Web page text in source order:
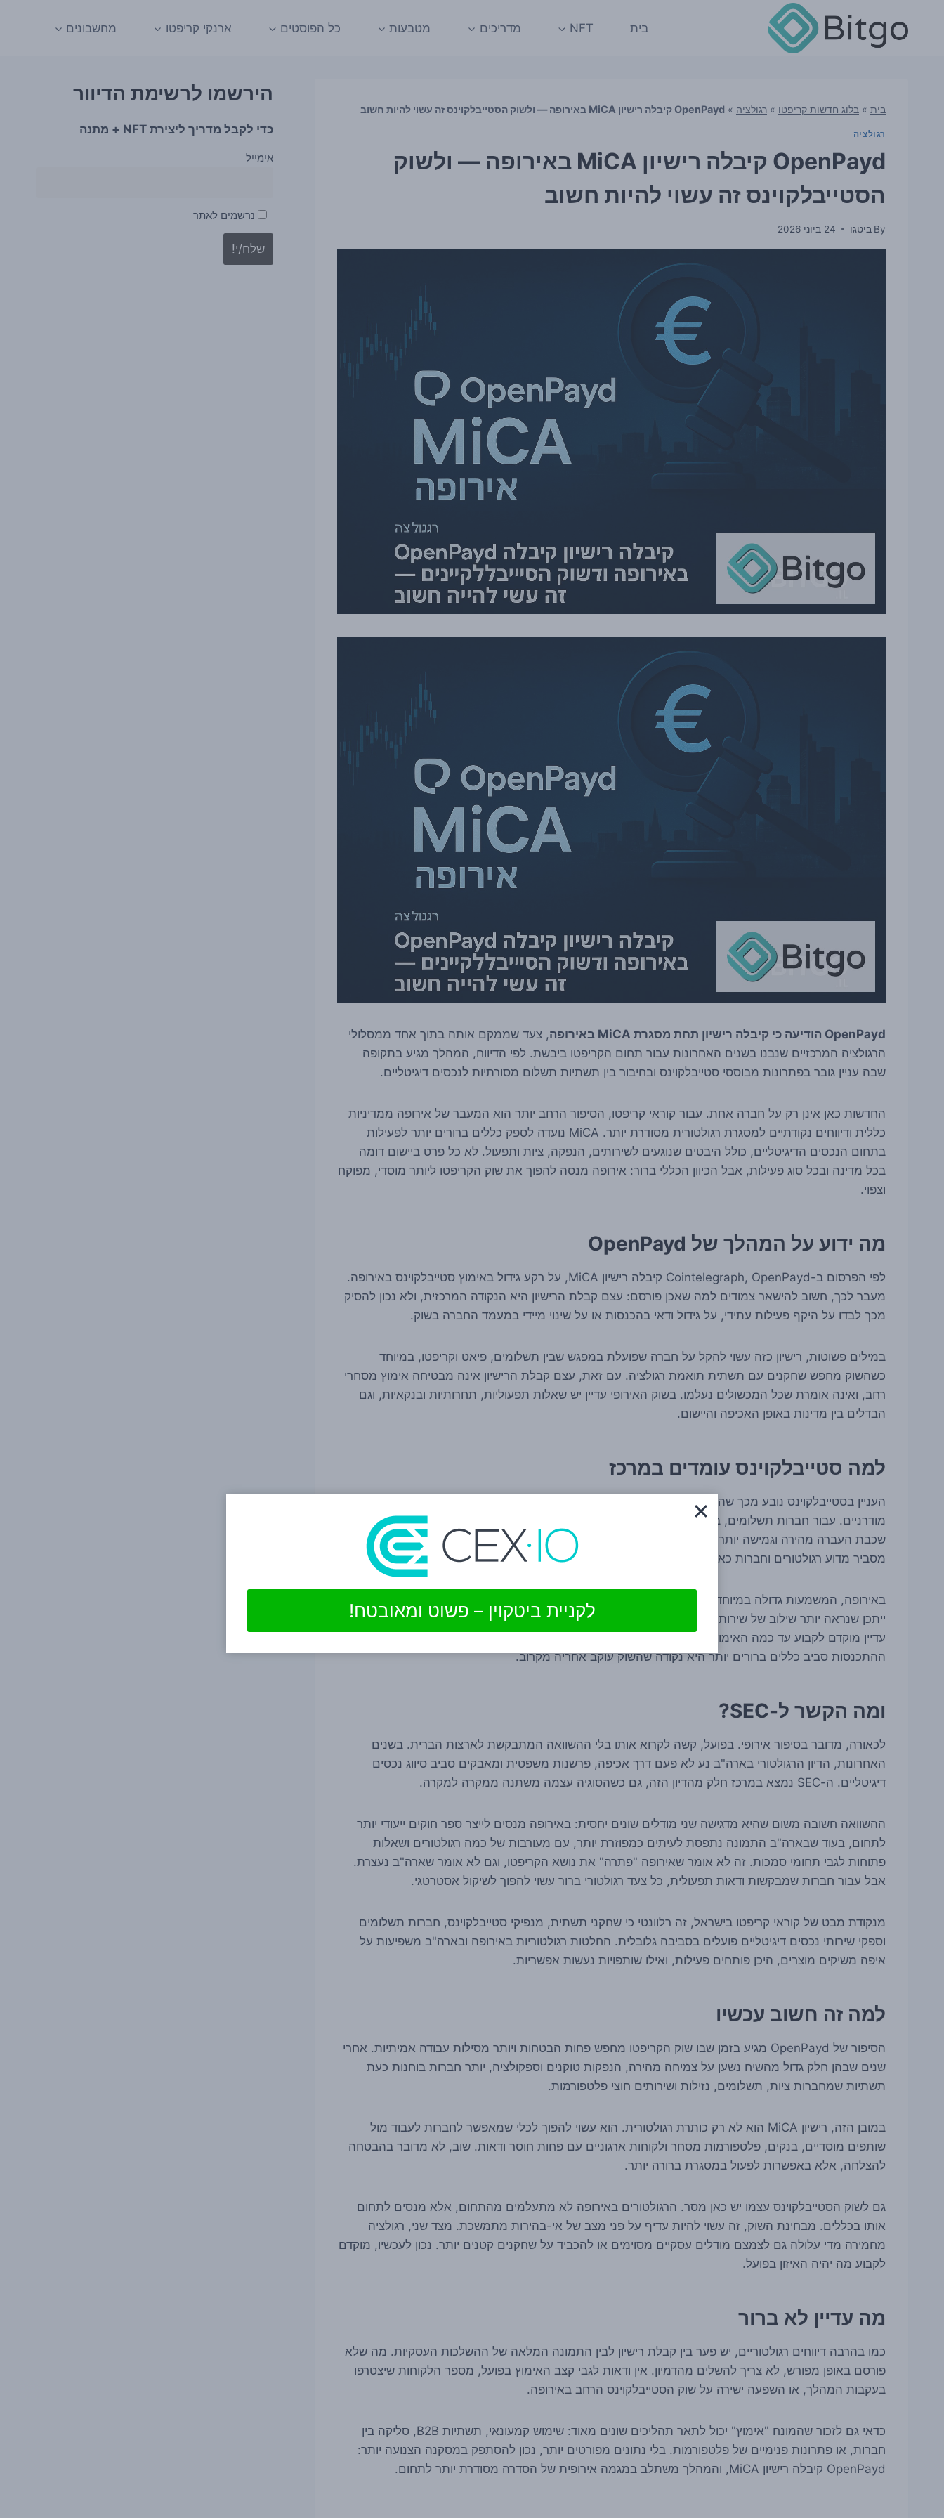
בית NFT מדריכים מטבעות כל הפוסטים ארנקי קריפטו מחשבונים
בית » בלוג חדשות קריפטו »רגולציה » OpenPayd קיבלה רישיון MiCA באירופה — ולשוק הסטייבלקוינס זה עשוי להיות חשוב
רגולציה
OpenPayd קיבלה רישיון MiCA באירופה — ולשוק
הסטייבלקוינס זה עשוי להיות חשוב
By ביטגו 24 ביוני 2026
OpenPayd הודיעה כי קיבלה רישיון תחת מסגרת MiCA באירופה
, צעד שממקם אותה בתוך אחד ממסלולי
הרגולציה המרכזיים שנבנו בשנים האחרונות עבור תחום הקריפטו ביבשת. לפי הדיווח, המהלך מגיע בתקופה
שבה עניין גובר בפתרונות מבוססי סטייבלקוינס ובחיבור בין תשתיות תשלום מסורתיות לנכסים דיגיטליים.
החדשות כאן אינן רק על חברה אחת. עבור קוראי קריפטו, הסיפור הרחב יותר הוא המעבר של אירופה ממדיניות
כללית ודיווחים נקודתיים למסגרת רגולטורית מסודרת יותר. MiCA נועדה לספק כללים ברורים יותר לפעילות
בתחום הנכסים הדיגיטליים, כולל היבטים שנוגעים לשירותים, הנפקה, ציות ותפעול. לא כל פרט ביישום דומה
בכל מדינה ובכל סוג פעילות, אבל הכיוון הכללי ברור: אירופה מנסה להפוך את שוק הקריפטו ליותר מוסדי, מפוקח
וצפוי.
מה ידוע על המהלך של OpenPayd
לפי הפרסום ב-Cointelegraph, OpenPayd קיבלה רישיון MiCA, על רקע גידול באימוץ סטייבלקוינס באירופה.
מעבר לכך, חשוב להישאר צמודים למה שאכן פורסם: עצם קבלת הרישיון היא הנקודה המרכזית, ולא נכון להסיק
מכך לבדו על היקף פעילות עתידי, על גידול ודאי בהכנסות או על שינוי מיידי במעמד החברה בשוק.
במילים פשוטות, רישיון כזה עשוי להקל על חברה שפועלת במפגש שבין תשלומים, פיאט וקריפטו, במיוחד
כשהשוק מחפש שחקנים עם תשתית תואמת רגולציה. עם זאת, עצם קבלת הרישיון אינה מבטיחה אימוץ מסחרי
רחב, ואינה אומרת שכל המכשולים נעלמו. בשוק האירופי עדיין יש שאלות תפעוליות, תחרותיות ובנקאיות, וגם
הבדלים בין מדינות באופן האכיפה והיישום.
למה סטייבלקוינס עומדים במרכז
העניין בסטייבלקוינס נובע מכך שהם מוצגים לא פעם כגשר בין עולם הבנקאות הישן לבין שימושי בלוקצ'יין
מודרניים. עבור חברות תשלומים, בורסות, פלטפורמות מסחר ושירותים חוצי גבולות, סטייבלקוינס עשויים לשמש
שכבת העברה מהירה וגמישה יותר ממסלולים מסורתיים מסוימים. זה לא אומר שהם נטולי סיכון, אבל זה כן
מסביר מדוע רגולטורים וחברות כאחד מקדישים להם תשומת לב גבוהה.
באירופה, המשמעות גדולה במיוחד. אם מסגרת כמו MiCA תאפשר עבודה מסודרת יותר עם גופים מפוקחים,
ייתכן שנראה יותר שילוב של שירותי פיאט-קריפטו, סליקה, המרות ותשלומים שמבוססים על מטבעות יציבים.
עדיין מוקדם לקבוע עד כמה האימוץ הזה יהיה רחב, ובאילו מודלים עסקיים הוא באמת ימריא, אבל עצם
ההתכנסות סביב כללים ברורים יותר היא נקודה שהשוק עוקב אחריה מקרוב.
ומה הקשר ל-SEC?
לכאורה, מדובר בסיפור אירופי. בפועל, קשה לקרוא אותו בלי ההשוואה המתבקשת לארצות הברית. בשנים
האחרונות, הדיון הרגולטורי בארה"ב נע לא פעם דרך אכיפה, פרשנות משפטית ומאבקים סביב סיווג נכסים
דיגיטליים. ה-SEC נמצא במרכז חלק מהדיון הזה, גם כשהסוגיה עצמה משתנה ממקרה למקרה.
ההשוואה חשובה משום שהיא מדגישה שני מודלים שונים יחסית: באירופה מנסים לייצר ספר חוקים ייעודי יותר
לתחום, בעוד שבארה"ב התמונה נתפסת לעיתים כמפוזרת יותר, עם מעורבות של כמה רגולטורים ושאלות
פתוחות לגבי תחומי סמכות. זה לא אומר שאירופה "פתרה" את נושא הקריפטו, וגם לא אומר שארה"ב נעצרת.
אבל עבור חברות שמבקשות ודאות תפעולית, כל צעד רגולטורי ברור עשוי להפוך לשיקול אסטרטגי.
מנקודת מבט של קוראי קריפטו בישראל, זה רלוונטי כי שחקני תשתית, מנפיקי סטייבלקוינס, חברות תשלומים
וספקי שירותי נכסים דיגיטליים פועלים בסביבה גלובלית. החלטות רגולטוריות באירופה ובארה"ב משפיעות על
איפה משיקים מוצרים, היכן פותחים פעילות, ואילו שותפויות נעשות אפשריות.
למה זה חשוב עכשיו
הסיפור של OpenPayd מגיע בזמן שבו שוק הקריפטו מחפש פחות הבטחות ויותר מסילות עבודה אמיתיות. אחרי
שנים שבהן חלק גדול מהשיח נשען על צמיחה מהירה, הנפקות טוקנים וספקולציה, יותר חברות בוחנות כעת
תשתיות שמחברות ציות, תשלומים, נזילות ושירותים חוצי פלטפורמות.
במובן הזה, רישיון MiCA הוא לא רק כותרת רגולטורית. הוא עשוי להפוך לכלי שמאפשר לחברות לעבוד מול
שותפים מוסדיים, בנקים, פלטפורמות מסחר ולקוחות ארגוניים עם פחות חוסר ודאות. שוב, לא מדובר בהבטחה
להצלחה, אלא באפשרות לפעול במסגרת ברורה יותר.
גם לשוק הסטייבלקוינס עצמו יש כאן מסר. הרגולטורים באירופה לא מתעלמים מהתחום, אלא מנסים לתחום
אותו בכללים. מבחינת השוק, זה עשוי להיות עדיף על פני מצב של אי-בהירות מתמשכת. מצד שני, רגולציה
מחמירה מדי עלולה גם לצמצם מודלים עסקיים מסוימים או להכביד על שחקנים קטנים יותר. נכון לעכשיו, מוקדם
לקבוע מה יהיה האיזון בפועל.
מה עדיין לא ברור
כמו בהרבה דיווחים רגולטוריים, יש פער בין קבלת רישיון לבין התמונה המלאה של ההשלכות העסקיות. מה שלא
פורסם באופן מפורש, לא צריך להשלים מהדמיון. אין ודאות לגבי קצב האימוץ בפועל, מספר הלקוחות שיצטרפו
בעקבות המהלך, או השפעה ישירה על שוק הסטייבלקוינס הרחב באירופה.
כדאי גם לזכור שהמונח "אימוץ" יכול לתאר תהליכים שונים מאוד: שימוש קמעונאי, תשתיות B2B, סליקה בין
חברות, או פתרונות פנימיים של פלטפורמות. בלי נתונים מפורטים יותר, נכון להסתפק במסקנה הצנועה יותר:
OpenPayd קיבלה רישיון MiCA, והמהלך משתלב במגמה אירופית של הסדרה מסודרת יותר לתחום.
הירשמו לרשימת הדיוור
כדי לקבל מדריך ליצירת NFT + מתנה
אימייל
נרשמים לאתר
לקניית ביטקוין – פשוט ומאובטח!